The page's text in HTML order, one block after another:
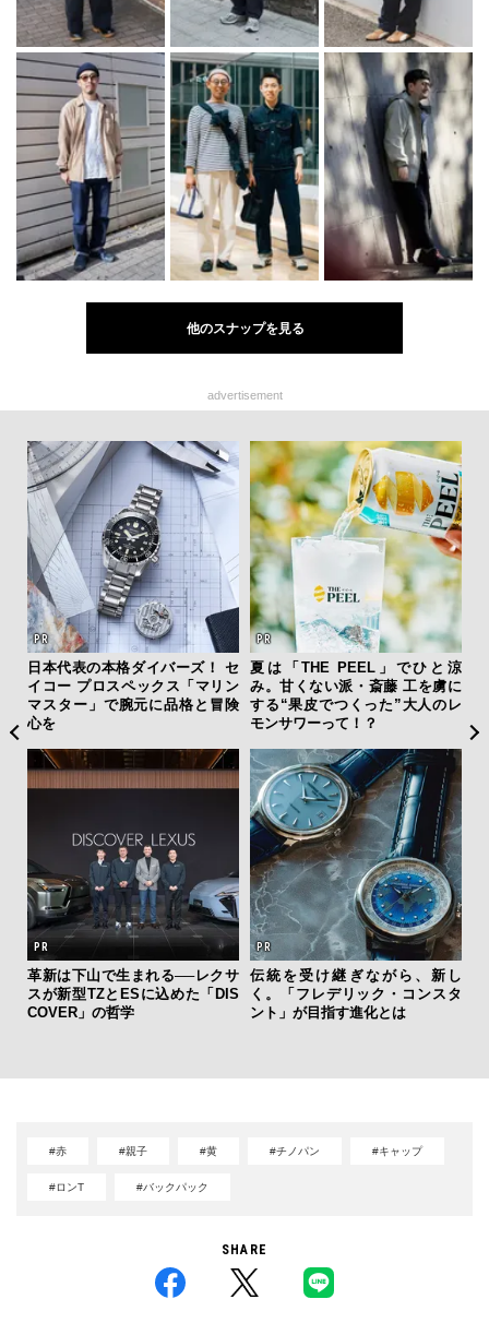
他のスナップを見る
advertisement
日本代表の本格ダイバーズ！ セ
イコー プロスペックス「マリン
マスター」で腕元に品格と冒険
心を
夏は「THE PEEL」でひと涼
み。甘くない派・斎藤 工を虜に
する“果皮でつくった”大人のレ
モンサワーって！？
革新は下山で生まれる──レクサ
スが新型TZとESに込めた「DIS
COVER」の哲学
伝統を受け継ぎながら、新し
く。「フレデリック・コンスタ
ント」が目指す進化とは
#赤 #親子 #黄 #チノパン #キャップ
#ロンT #バックパック
SHARE